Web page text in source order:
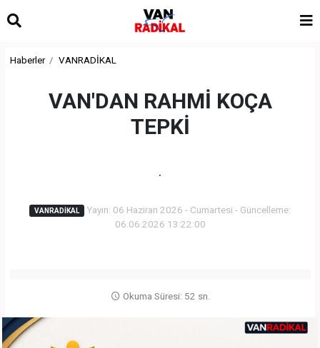
Haberler VANRADİKAL
VAN'DAN RAHMİ KOÇA
TEPKİ
.
VANRADİKAL Yayın: 06 Haziran 2026 - Cumartesi - Güncelleme:
06.06.2026 13:22:00
Okuma Süresi: 52 sn.